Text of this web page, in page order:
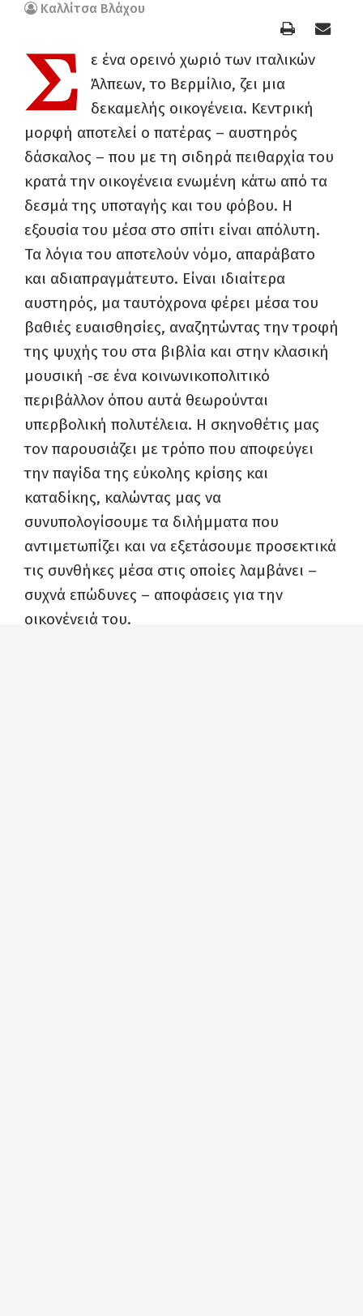
Καλλίτσα Βλάχου
Σ
ε ένα ορεινό χωριό των ιταλικών
Άλπεων, το Βερμίλιο, ζει μια
δεκαμελής οικογένεια. Κεντρική
μορφή αποτελεί ο πατέρας – αυστηρός
δάσκαλος – που με τη σιδηρά πειθαρχία του
κρατά την οικογένεια ενωμένη κάτω από τα
δεσμά της υποταγής και του φόβου. Η
εξουσία του μέσα στο σπίτι είναι απόλυτη.
Τα λόγια του αποτελούν νόμο, απαράβατο
και αδιαπραγμάτευτο. Είναι ιδιαίτερα
αυστηρός, μα ταυτόχρονα φέρει μέσα του
βαθιές ευαισθησίες, αναζητώντας την τροφή
της ψυχής του στα βιβλία και στην κλασική
μουσική -σε ένα κοινωνικοπολιτικό
περιβάλλον όπου αυτά θεωρούνται
υπερβολική πολυτέλεια. Η σκηνοθέτις μας
τον παρουσιάζει με τρόπο που αποφεύγει
την παγίδα της εύκολης κρίσης και
καταδίκης, καλώντας μας να
συνυπολογίσουμε τα διλήμματα που
αντιμετωπίζει και να εξετάσουμε προσεκτικά
τις συνθήκες μέσα στις οποίες λαμβάνει –
συχνά επώδυνες – αποφάσεις για την
οικογένειά του.